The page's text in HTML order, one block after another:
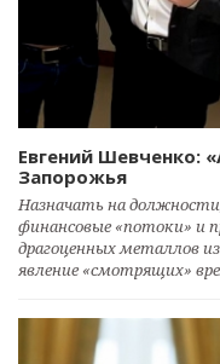
Евгений Шевченко:
Запорожья
Назначать на
финансовые «потоки» и
драгоценных металлов
явление «смотрящих»